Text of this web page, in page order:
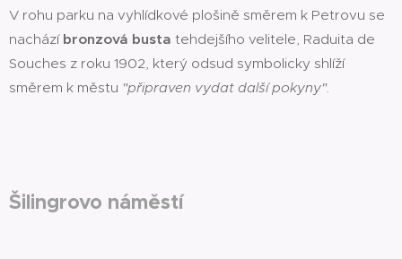
V rohu parku na vyhlídkové plošině směrem k Petrovu se
nachází bronzová busta tehdejšího velitele, Raduita de
Souches z roku 1902, který odsud symbolicky shlíží
směrem k městu "připraven vydat další pokyny".
Šilingrovo náměstí